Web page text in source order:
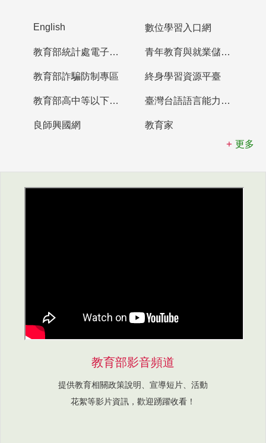
English 數位學習入口網
教育部統計處電子書櫃 青年教育與就業儲蓄帳戶
教育部詐騙防制專區 終身學習資源平臺
教育部高中等以下學校及幼兒園教師資格檢定考試 臺灣台語語言能力認證網站
良師興國網
教育家
更多
教育部影音頻道
提供教育相關政策說明、宣導短片、活動
花絮等影片資訊，歡迎踴躍收看！